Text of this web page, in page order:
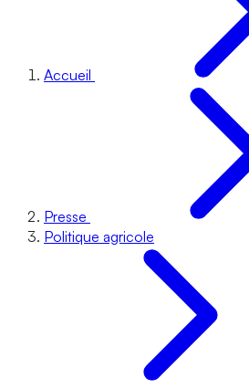
Accueil
Presse
Politique agricole